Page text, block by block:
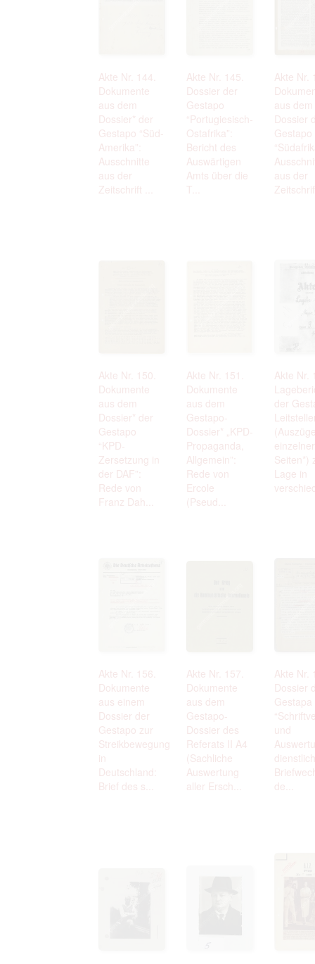
Akte Nr. 144.
Dokumente
aus dem
Dossier* der
Gestapo “Süd-
Amerika”:
Ausschnitte
aus der
Zeitschrift ...
Akte Nr. 145.
Dossier der
Gestapo
“Portugiesisch-
Ostafrika”:
Bericht des
Auswärtigen
Amts über die
T...
Akte Nr.
aus dem
Dossier
Gestapo
aus der
Akte Nr. 150.
Dokumente
aus dem
Dossier* der
Gestapo
“KPD-
Zersetzung in
der DAF”:
Rede von
Franz Dah...
Akte Nr. 151.
Dokumente
aus dem
Gestapo-
Dossier* „KPD-
Propaganda,
Allgemein”:
Rede von
Ercole
(Pseud...
Akte Nr.
der
einzelner
Seiten*)
Lage in
Akte Nr. 156.
Dokumente
aus einem
Dossier der
Gestapo zur
Streikbewegung
in
Deutschland:
Brief des s...
Akte Nr. 157.
Dokumente
aus dem
Gestapo-
Dossier des
Referats II A4
(Sachliche
Auswertung
aller Ersch...
Akte Nr.
Dossier
Gestapa
und
de...